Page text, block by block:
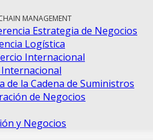
MANAGEMENT
Estrategia de Negocios
Logística
Internacional
de la Cadena de Suministros
de Negocios
y Negocios